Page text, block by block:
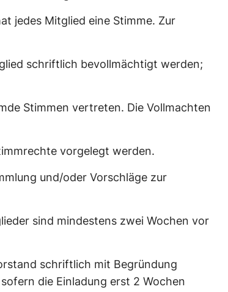
jedes Mitglied eine Stimme. Zur
schriftlich bevollmächtigt werden;
Stimmen vertreten. Die Vollmachten
vorgelegt werden.
und/oder Vorschläge zur
sind mindestens zwei Wochen vor
schriftlich mit Begründung
die Einladung erst 2 Wochen